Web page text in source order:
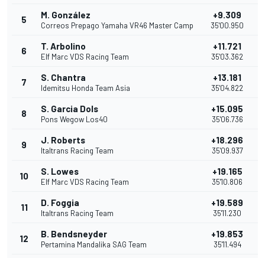
5 M. González
Correos Prepago Yamaha VR46 Master Camp
+9.309
35'00.950
6 T. Arbolino
Elf Marc VDS Racing Team
+11.721
35'03.362
7 S. Chantra
Idemitsu Honda Team Asia
+13.181
35'04.822
8 S. Garcia Dols
Pons Wegow Los40
+15.095
35'06.736
9 J. Roberts
Italtrans Racing Team
+18.296
35'09.937
10 S. Lowes
Elf Marc VDS Racing Team
+19.165
35'10.806
11 D. Foggia
Italtrans Racing Team
+19.589
35'11.230
12 B. Bendsneyder
Pertamina Mandalika SAG Team
+19.853
35'11.494